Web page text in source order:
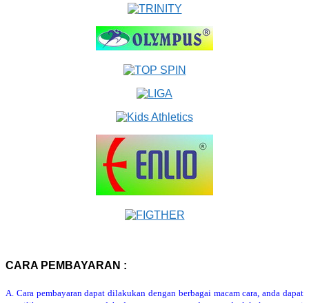
CARA PEMBAYARAN :
A. Cara pembayaran dapat dilakukan dengan berbagai macam cara, anda dapat